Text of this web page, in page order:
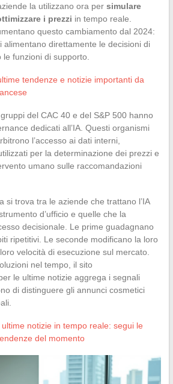
la utilizzano ora per simulare
i prezzi in tempo reale.
questo cambiamento dal 2024:
alimentano direttamente le decisioni di
funzioni di supporto.
tendenze e notizie importanti da
del CAC 40 e del S&P 500 hanno
dedicati all’IA. Questi organismi
l’accesso ai dati interni,
per la determinazione dei prezzi e
umano sulle raccomandazioni
si trova tra le aziende che trattano l’IA
d’ufficio e quelle che la
decisionale. Le prime guadagnano
ripetitivi. Le seconde modificano la loro
velocità di esecuzione sul mercato.
nel tempo, il sito
le ultime notizie aggrega i segnali
di distinguere gli annunci cosmetici
notizie in tempo reale: segui le
del momento